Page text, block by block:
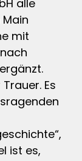
alle
mit
Es
ist es,